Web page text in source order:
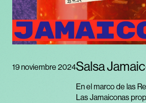
19 noviembre 2024Salsa
En el marco de las
Las Jamaiconas